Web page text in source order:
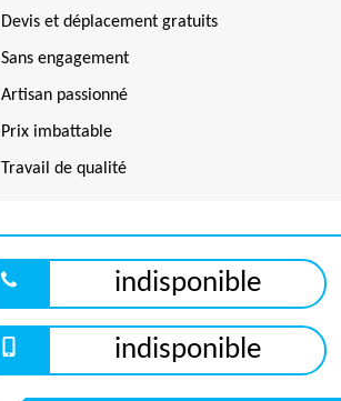
Devis et déplacement gratuits
Sans engagement
Artisan passionné
Prix imbattable
Travail de qualité
indisponible
indisponible